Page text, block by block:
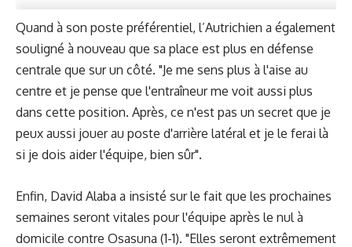
Quand à son poste préférentiel, l’Autrichien a également
souligné à nouveau que sa place est plus en défense
centrale que sur un côté. "Je me sens plus à l'aise au
centre et je pense que l'entraîneur me voit aussi plus
dans cette position. Après, ce n'est pas un secret que je
peux aussi jouer au poste d'arrière latéral et je le ferai là
si je dois aider l'équipe, bien sûr".
Enfin, David Alaba a insisté sur le fait que les prochaines
semaines seront vitales pour l'équipe après le nul à
domicile contre Osasuna (1-1). "Elles seront extrêmement